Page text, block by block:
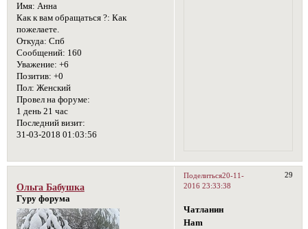
Имя: Анна
Как к вам обращаться ?: Как
пожелаете.
Откуда: Спб
Сообщений: 160
Уважение: +6
Позитив: +0
Пол: Женский
Провел на форуме:
1 день 21 час
Последний визит:
31-03-2018 01:03:56
Поделиться 29
20-11-
2016 23:33:38
Ольга Бабушка
Гуру форума
Чатланин
Ham